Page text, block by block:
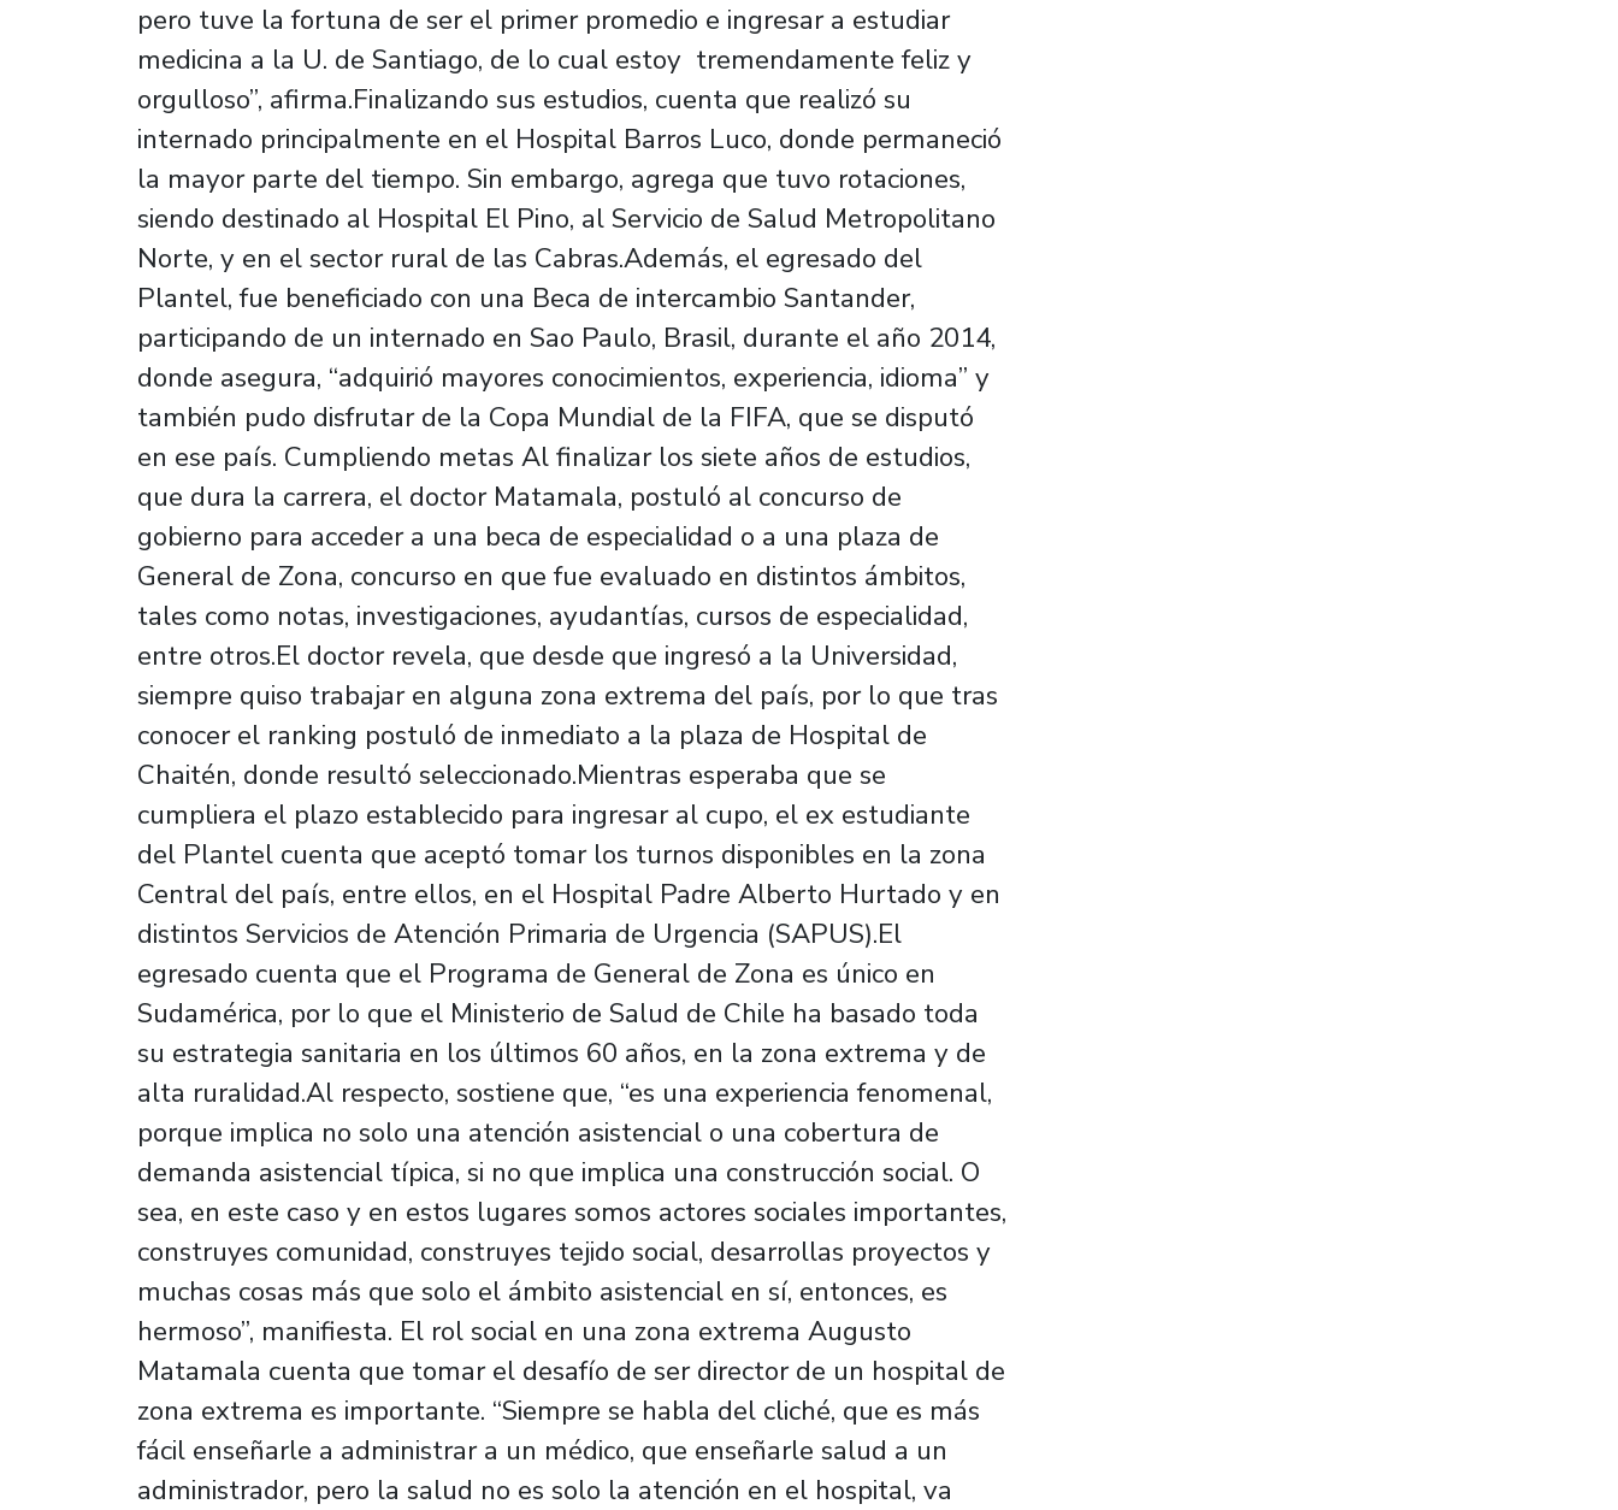
pero tuve la fortuna de ser el primer promedio e ingresar a estudiar
medicina a la U. de Santiago, de lo cual estoy tremendamente feliz y
orgulloso”, afirma.Finalizando sus estudios, cuenta que realizó su
internado principalmente en el Hospital Barros Luco, donde permaneció
la mayor parte del tiempo. Sin embargo, agrega que tuvo rotaciones,
siendo destinado al Hospital El Pino, al Servicio de Salud Metropolitano
Norte, y en el sector rural de las Cabras.Además, el egresado del
Plantel, fue beneficiado con una Beca de intercambio Santander,
participando de un internado en Sao Paulo, Brasil, durante el año 2014,
donde asegura, “adquirió mayores conocimientos, experiencia, idioma” y
también pudo disfrutar de la Copa Mundial de la FIFA, que se disputó
en ese país. Cumpliendo metas Al finalizar los siete años de estudios,
que dura la carrera, el doctor Matamala, postuló al concurso de
gobierno para acceder a una beca de especialidad o a una plaza de
General de Zona, concurso en que fue evaluado en distintos ámbitos,
tales como notas, investigaciones, ayudantías, cursos de especialidad,
entre otros.El doctor revela, que desde que ingresó a la Universidad,
siempre quiso trabajar en alguna zona extrema del país, por lo que tras
conocer el ranking postuló de inmediato a la plaza de Hospital de
Chaitén, donde resultó seleccionado.Mientras esperaba que se
cumpliera el plazo establecido para ingresar al cupo, el ex estudiante
del Plantel cuenta que aceptó tomar los turnos disponibles en la zona
Central del país, entre ellos, en el Hospital Padre Alberto Hurtado y en
distintos Servicios de Atención Primaria de Urgencia (SAPUS).El
egresado cuenta que el Programa de General de Zona es único en
Sudamérica, por lo que el Ministerio de Salud de Chile ha basado toda
su estrategia sanitaria en los últimos 60 años, en la zona extrema y de
alta ruralidad.Al respecto, sostiene que, “es una experiencia fenomenal,
porque implica no solo una atención asistencial o una cobertura de
demanda asistencial típica, si no que implica una construcción social. O
sea, en este caso y en estos lugares somos actores sociales importantes,
construyes comunidad, construyes tejido social, desarrollas proyectos y
muchas cosas más que solo el ámbito asistencial en sí, entonces, es
hermoso”, manifiesta. El rol social en una zona extrema Augusto
Matamala cuenta que tomar el desafío de ser director de un hospital de
zona extrema es importante. “Siempre se habla del cliché, que es más
fácil enseñarle a administrar a un médico, que enseñarle salud a un
administrador, pero la salud no es solo la atención en el hospital, va